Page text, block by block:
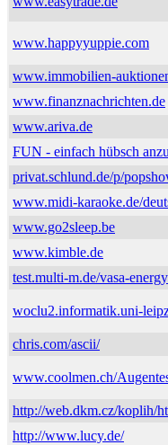
www.happyyuppie.com
www.immobilien-
www.finanznachrichten.de
www.ariva.de
FUN - einfach hübsch
privat.schlund.de/p/
www.midi-karaoke.de/
www.go2sleep.be
www.kimble.de
test.multi-m.de/vasa-
woclu2.informatik.uni-
chris.com/ascii/
www.coolmen.ch/
http://web.dkm.cz/koplih/
http://www.lucy.de/